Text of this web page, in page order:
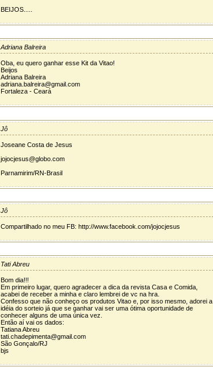
BEIJOS.....
Adriana Balreira
Oba, eu quero ganhar esse Kit da Vitao!
Beijos
Adriana Balreira
adriana.balreira@gmail.com
Fortaleza - Ceará
Jô
Joseane Costa de Jesus
jojocjesus@globo.com
Parnamirim/RN-Brasil
Jô
Compartilhado no meu FB: http://www.facebook.com/jojocjesus
Tati Abreu
Bom dia!!!
Em primeiro lugar, quero agradecer a dica da revista Casa e Comida,
acabei de receber a minha e claro lembrei de vc na hra.
Confesso que não conheço os produtos Vitao e, por isso mesmo, adorei a
idéia do sorteio já que se ganhar vai ser uma ótima oportunidade de
conhecer alguns de uma única vez.
Então aí vai os dados:
Tatiana Abreu
tati.chadepimenta@gmail.com
São Gonçalo/RJ
bjs